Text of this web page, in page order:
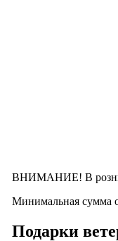
ВНИМАНИЕ! В
Минимальная сумма
Подарки